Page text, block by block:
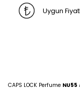
Uygun
CAPS LOCK Perfume NU55